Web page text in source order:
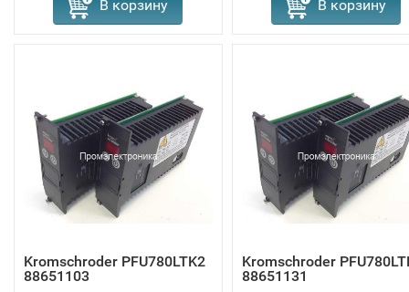
В корзину В корзину
Kromschroder PFU780LTK2
88651103
Kromschroder
88651131